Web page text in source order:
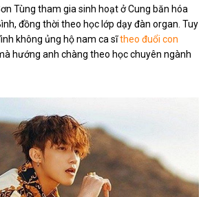
Tùng tham gia sinh hoạt ở Cung băn hóa
đồng thời theo học lớp dạy đàn organ. Tuy
không ủng hộ nam ca sĩtheo đuổi con
hướng anh chàng theo học chuyên ngành